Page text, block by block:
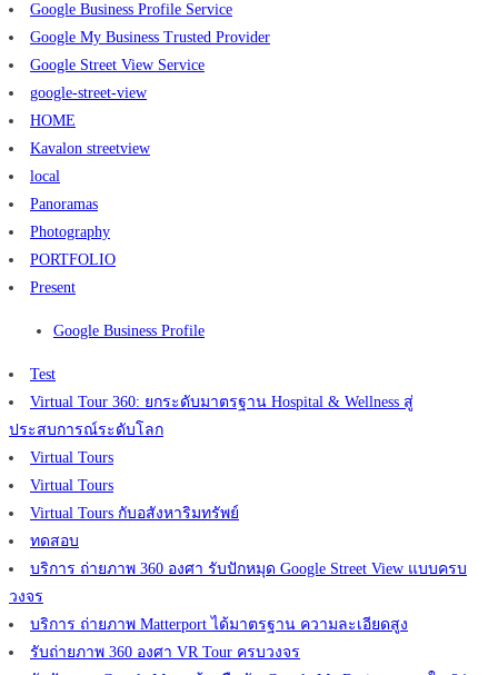
Google Business Profile Service
Google My Business Trusted Provider
Google Street View Service
google-street-view
HOME
Kavalon streetview
local
Panoramas
Photography
PORTFOLIO
Present
Google Business Profile
Test
Virtual Tour 360: ยกระดับมาตรฐาน Hospital & Wellness สู่
ประสบการณ์ระดับโลก
Virtual Tours
Virtual Tours
Virtual Tours กับอสังหาริมทรัพย์
ทดสอบ
บริการ ถ่ายภาพ 360 องศา รับปักหมุด Google Street View แบบครบ
วงจร
บริการ ถ่ายภาพ Matterport ได้มาตรฐาน ความละเอียดสูง
รับถ่ายภาพ 360 องศา VR Tour ครบวงจร